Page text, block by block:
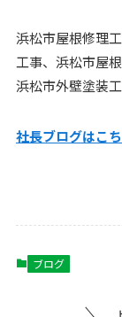
浜松市屋根修理
工事、浜松市屋根
浜松市外壁塗装
社長ブログはこ
ブログ